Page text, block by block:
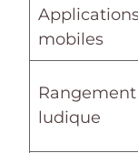
mobiles
Rangement
ludique